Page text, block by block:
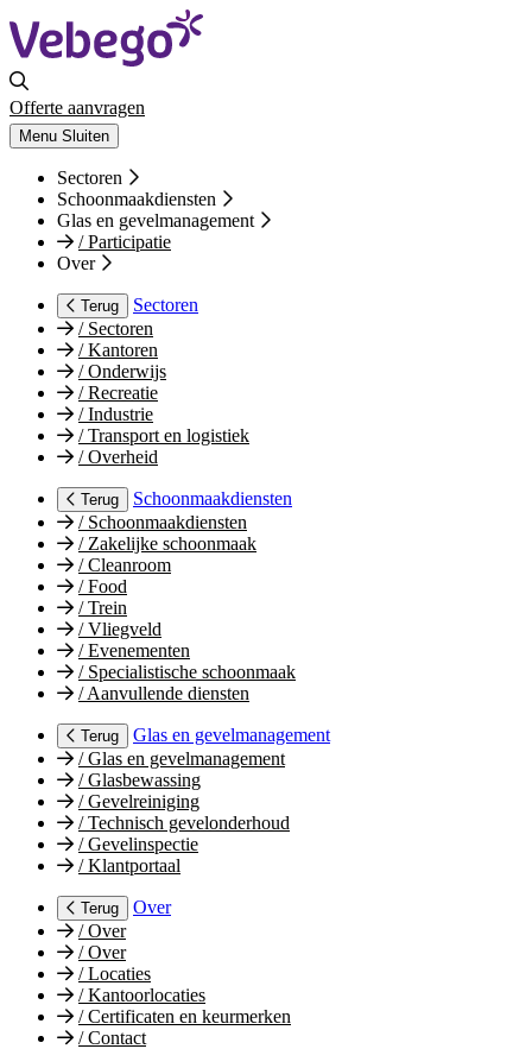
Offerte aanvragen
Menu Sluiten
Sectoren
Schoonmaakdiensten
Glas en gevelmanagement
/Participatie
Over
Terug
Sectoren
/Sectoren
/Kantoren
/Onderwijs
/Recreatie
/Industrie
/Transport en logistiek
/Overheid
Terug
Schoonmaakdiensten
/Schoonmaakdiensten
/Zakelijke schoonmaak
/Cleanroom
/Food
/Trein
/Vliegveld
/Evenementen
/Specialistische schoonmaak
/Aanvullende diensten
Terug
Glas en gevelmanagement
/Glas en gevelmanagement
/Glasbewassing
/Gevelreiniging
/Technisch gevelonderhoud
/Gevelinspectie
/Klantportaal
Terug
Over
/Over
/Over
/Locaties
/Kantoorlocaties
/Certificaten en keurmerken
/Contact